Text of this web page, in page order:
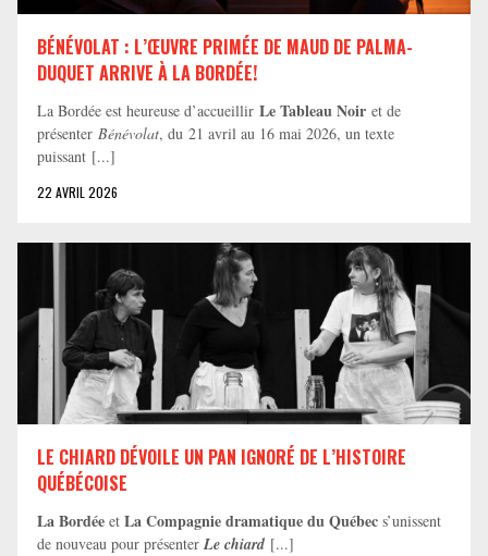
BÉNÉVOLAT : L’ŒUVRE PRIMÉE DE MAUD DE PALMA-
DUQUET ARRIVE À LA BORDÉE!
La Bordée est heureuse d’accueillir Le Tableau Noir et de
présenter Bénévolat, du 21 avril au 16 mai 2026, un texte
puissant [...]
22 AVRIL 2026
LE CHIARD DÉVOILE UN PAN IGNORÉ DE L’HISTOIRE
QUÉBÉCOISE
La Bordée et La Compagnie dramatique du Québec s’unissent
de nouveau pour présenter Le chiard [...]